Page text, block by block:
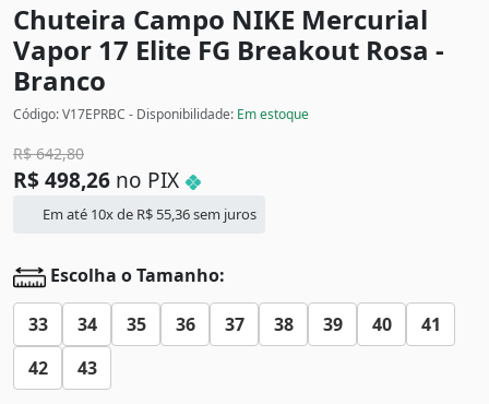
Chuteira Campo NIKE Mercurial
Vapor 17 Elite FG Breakout Rosa -
Branco
Código: V17EPRBC - Disponibilidade: Em estoque
R$642,80
R$ 498,26 no PIX
Em até 10x de R$ 55,36sem juros
Escolha o Tamanho:
33 34 35 36 37 38 39 40
41
42
43